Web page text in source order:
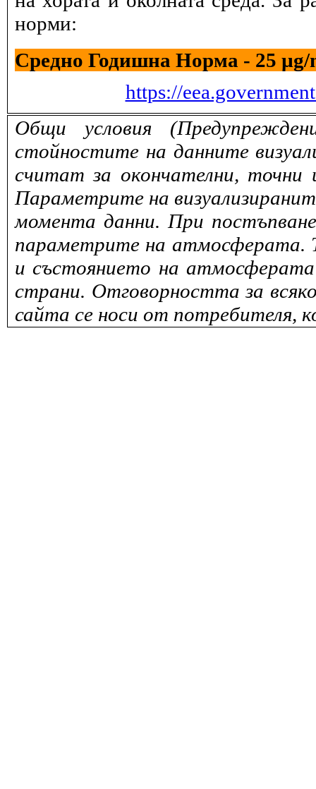
норми:
Средно Годишна Норма - 25 µg/
https://
Общи условия
стойностите на данните
считат за окончателни,
Параметрите на
момента данни. При
параметрите на атмосферата.
и състоянието на
страни. Отговорността за
сайта се носи от потребителя,